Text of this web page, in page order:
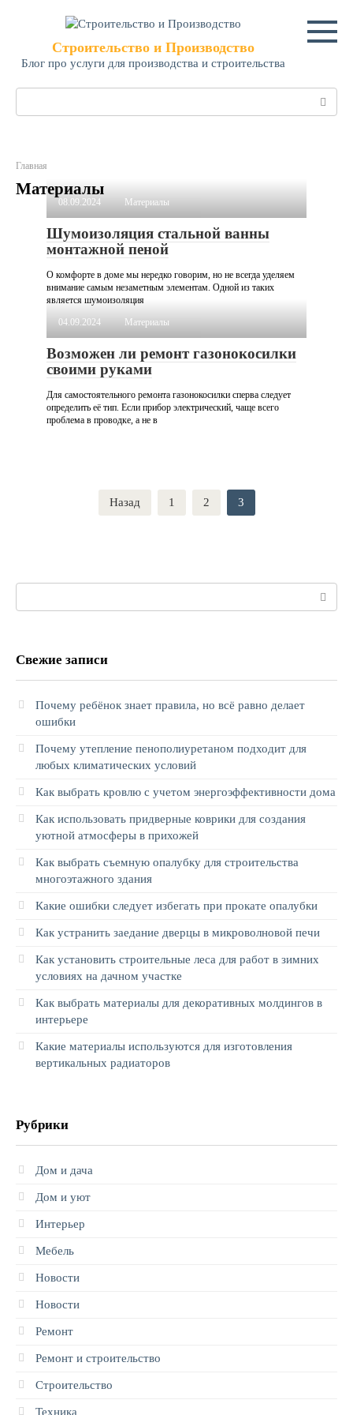
Строительство и Производство
Блог про услуги для производства и строительства
Главная
Материалы
08.09.2024 Материалы
Шумоизоляция стальной ванны
монтажной пеной
О комфорте в доме мы нередко говорим, но не всегда уделяем
внимание самым незаметным элементам. Одной из таких
является шумоизоляция
04.09.2024
Материалы
Возможен ли ремонт газонокосилки
своими руками
Для самостоятельного ремонта газонокосилки сперва следует
определить её тип. Если прибор электрический, чаще всего
проблема в проводке, а не в
Назад 1 2 3
Свежие записи
Почему ребёнок знает правила, но всё равно делает
ошибки
Почему утепление пенополиуретаном подходит для
любых климатических условий
Как выбрать кровлю с учетом энергоэффективности дома
Как использовать придверные коврики для создания
уютной атмосферы в прихожей
Как выбрать съемную опалубку для строительства
многоэтажного здания
Какие ошибки следует избегать при прокате опалубки
Как устранить заедание дверцы в микроволновой печи
Как установить строительные леса для работ в зимних
условиях на дачном участке
Как выбрать материалы для декоративных молдингов в
интерьере
Какие материалы используются для изготовления
вертикальных радиаторов
Рубрики
Дом и дача
Дом и уют
Интерьер
Мебель
Новости
Новости
Ремонт
Ремонт и строительство
Строительство
Техника